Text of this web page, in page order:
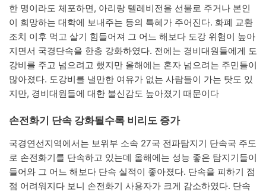
한 명이라도 체포하면, 아리랑 텔레비전을 선물로 주거나 본인
이 희망하는 대학에 보내주는 등의 특혜가 주어진다. 화폐 교환
조치 이후 먹고 살기 힘들어져 그 어느 해보다 도강 위험이 높아
지면서 국경단속을 한층 강화하였다. 전에는 경비대원들에게 도
강비를 주고 넘으려고 했지만 올해에는 혼자 넘으려는 주민들이
많아졌다. 도강비를 낼만한 여유가 없는 사람들이 가는 탓도 있
지만, 경비대원들에 대한 불신감도 높아졌기 때문이다
손전화기 단속 강화될수록 비리도 증가
국경연선지역에서는 보위부 소속 27국 전파탐지기 단속국 주도
로 손전화기를 단속하고 있는데 올해에는 성능 좋은 탐지기들이
들어와 그 어느 해보다 단속 실적이 좋아졌다. 단속을 피하기 점
점 어려워지다 보니 손전화기 사용자가 크게 감소하였다. 단속